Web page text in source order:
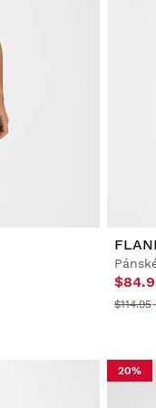
$114.95
20%